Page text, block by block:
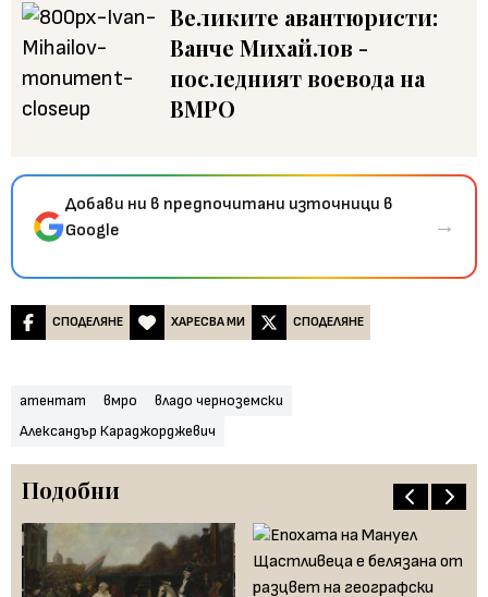
Великите авантюристи:
Ванче Михайлов -
последният воевода на
ВМРО
Добави ни в предпочитани източници в
Google
→
СПОДЕЛЯНЕ ХАРЕСВА МИ СПОДЕЛЯНЕ
атентат вмро
владо черноземски
Александър Караджорджевич
Подобни